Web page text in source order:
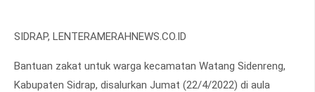
SIDRAP, LENTERAMERAHNEWS.CO.ID
Bantuan zakat untuk warga kecamatan Watang Sidenreng,
Kabupaten Sidrap, disalurkan Jumat (22/4/2022) di aula